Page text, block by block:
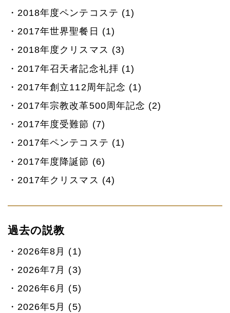
2018年度ペンテコステ (1)
2017年世界聖餐日 (1)
2018年度クリスマス (3)
2017年召天者記念礼拝 (1)
2017年創立112周年記念 (1)
2017年宗教改革500周年記念 (2)
2017年度受難節 (7)
2017年ペンテコステ (1)
2017年度降誕節 (6)
2017年クリスマス (4)
過去の説教
2026年8月 (1)
2026年7月 (3)
2026年6月 (5)
2026年5月 (5)